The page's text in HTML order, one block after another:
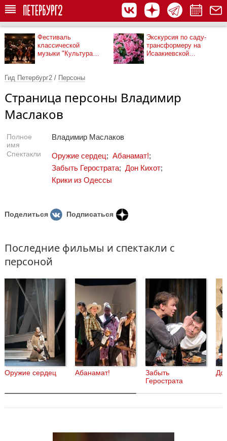
Фестиваль
классической
музыки "Культура
Экскурсия по саду-
трансформеру на
Исаакиевской
Гид Петербург2 / Персоны
Страница персоны Владимир
Маслаков
Полное
имя
Владимир Маслаков
Спектакли Оружие сердец; Абанамат!;
Забыть Герострата; Дон Кихот;
Крики из Одессы
Поделиться Подписаться
Последние фильмы и спектакли с
персоной
Оружие сердец Абанамат!
Забыть
Герострата